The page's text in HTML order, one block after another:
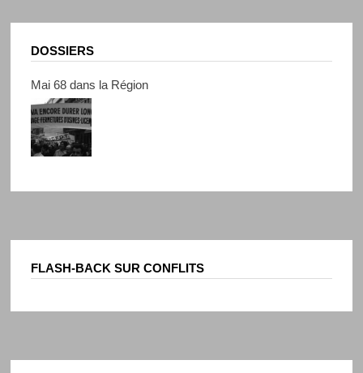
DOSSIERS
Mai 68 dans la Région
FLASH-BACK SUR CONFLITS